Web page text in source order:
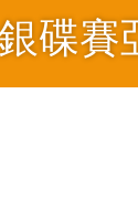
碟賽